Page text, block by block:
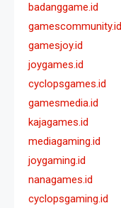
badanggame.id
gamescommunity.id
gamesjoy.id
joygames.id
cyclopsgames.id
gamesmedia.id
kajagames.id
mediagaming.id
joygaming.id
nanagames.id
cyclopsgaming.id